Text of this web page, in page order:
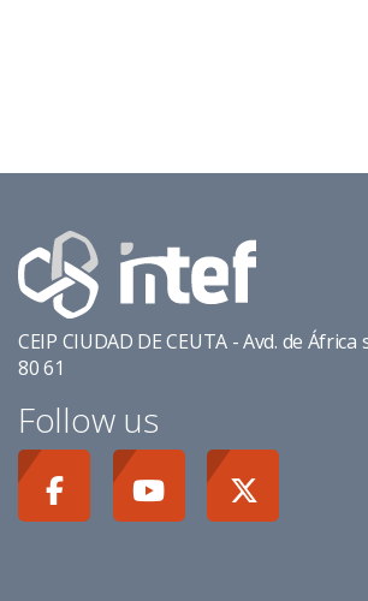
CEIP CIUDAD DE CEUTA - Avd. de
80 61
Follow us